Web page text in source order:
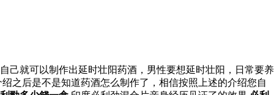
己就可以制作出延时壮阳药酒，男性要想延时壮阳，日常要养
之后是不是知道药酒怎么制作了，相信按照上述的介绍您自